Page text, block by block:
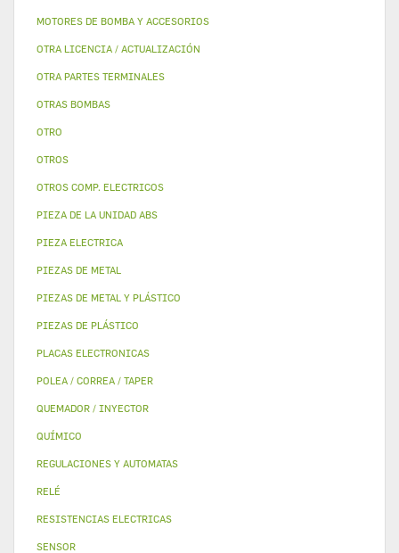
MOTORES DE BOMBA Y ACCESORIOS
OTRA LICENCIA / ACTUALIZACIÓN
OTRA PARTES TERMINALES
OTRAS BOMBAS
OTRO
OTROS
OTROS COMP. ELECTRICOS
PIEZA DE LA UNIDAD ABS
PIEZA ELECTRICA
PIEZAS DE METAL
PIEZAS DE METAL Y PLÁSTICO
PIEZAS DE PLÁSTICO
PLACAS ELECTRONICAS
POLEA / CORREA / TAPER
QUEMADOR / INYECTOR
QUÍMICO
REGULACIONES Y AUTOMATAS
RELÉ
RESISTENCIAS ELECTRICAS
SENSOR